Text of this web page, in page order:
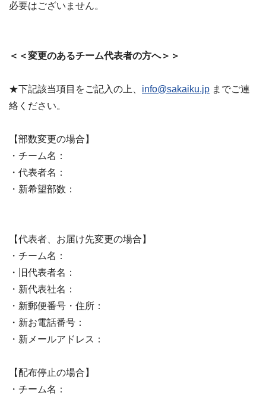
必要はございません。
＜＜変更のあるチーム代表者の方へ＞＞
★下記該当項目をご記入の上、 info@sakaiku.jp までご連
絡ください。
【部数変更の場合】
・チーム名：
・代表者名：
・新希望部数：
【代表者、お届け先変更の場合】
・チーム名：
・旧代表者名：
・新代表社名：
・新郵便番号・住所：
・新お電話番号：
・新メールアドレス：
【配布停止の場合】
・チーム名：